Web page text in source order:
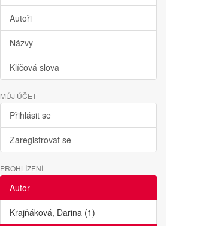
Autoři
Názvy
Klíčová slova
MŮJ ÚČET
Přihlásit se
Zaregistrovat se
PROHLÍŽENÍ
Autor
Krajňáková, Darina (1)